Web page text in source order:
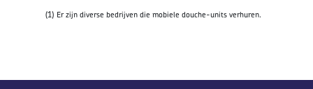
(1) Er zijn diverse bedrijven die mobiele douche-units verhuren.